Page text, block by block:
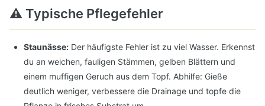
⚠️ Typische Pflegefehler
Staunässe: Der häufigste Fehler ist zu viel Wasser. Erkennst
du an weichen, fauligen Stämmen, gelben Blättern und
einem muffigen Geruch aus dem Topf. Abhilfe: Gieße
deutlich weniger, verbessere die Drainage und topfe die